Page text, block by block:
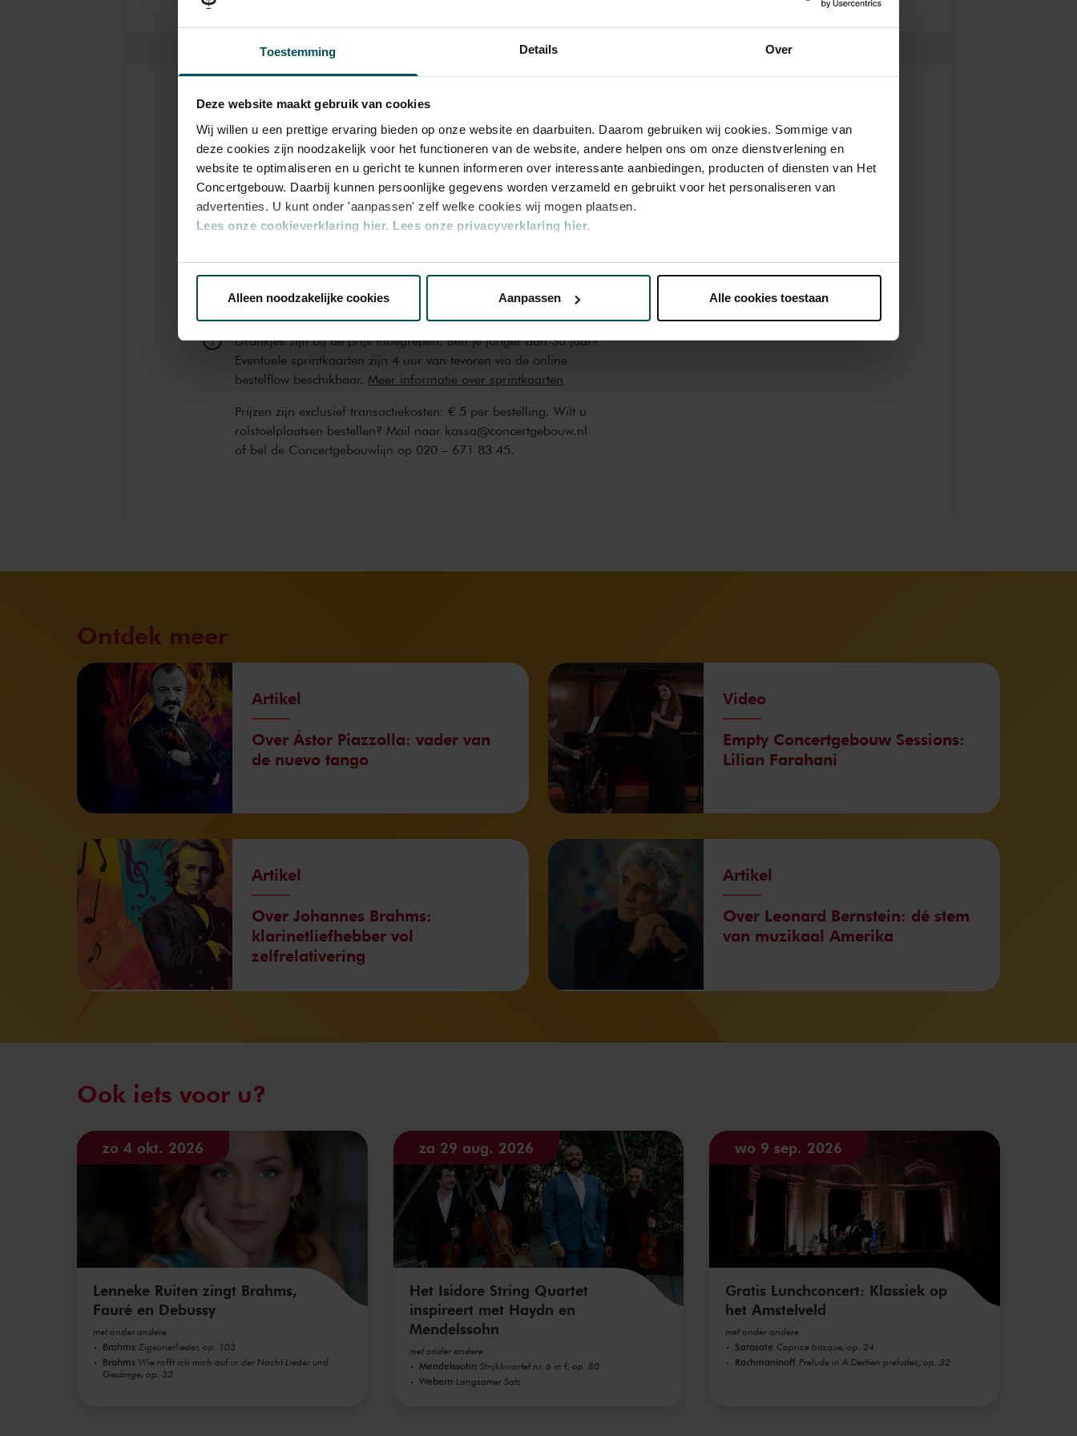
Toestemming Details Over
Deze website maakt gebruik van cookies
Wij willen u een prettige ervaring bieden op onze website en daarbuiten. Daarom gebruiken wij cookies. Sommige van
deze cookies zijn noodzakelijk voor het functioneren van de website, andere helpen ons om onze dienstverlening en
website te optimaliseren en u gericht te kunnen informeren over interessante aanbiedingen, producten of diensten van Het
Concertgebouw. Daarbij kunnen persoonlijke gegevens worden verzameld en gebruikt voor het personaliseren van
advertenties. U kunt onder 'aanpassen' zelf welke cookies wij mogen plaatsen.
Lees onze cookieverklaring hier. Lees onze privacyverklaring hier.
Via decookieverklaringop onze website kunt u uw toestemming op elk moment wijzigen of intrekken.
We werken samen met32 derdendie uw gegevens kunnen ontvangen en verwerken.
Alleen noodzakelijke cookies Aanpassen Alle cookies toestaan
overkoepelend thema, geen verborgen boodschap, geen poging om te
shockeren of te onderwijzen. ‘Enkel muziek die ik het liefst zing of het
allermooist vind.’
Kaarten
Rang
1+
Rang
Rang
Standaard € 55,00 € 45,00 € 35,00
Drankjes zijn bij de prijs inbegrepen. Ben je jonger dan 30 jaar?
Eventuele sprintkaarten zijn 4 uur van tevoren via de online
bestelflow beschikbaar. Meer informatie over sprintkaarten
Prijzen zijn exclusief transactiekosten: € 5 per bestelling. Wilt u
rolstoelplaatsen bestellen? Mail naar kassa@concertgebouw.nl
of bel de Concertgebouwlijn op 020 – 671 83 45.
Ontdek meer
Artikel
Over Ástor Piazzolla: vader van
de nuevo tango
Video
Empty Concertgebouw Sessions:
Lilian Farahani
Artikel
Over Johannes Brahms:
klarinetliefhebber vol
zelfrelativering
Artikel
Over Leonard Bernstein: dé stem
van muzikaal Amerika
Ook iets voor u?
zo 4 okt. 2026
Lenneke Ruiten zingt Brahms,
Fauré en Debussy
met onder andere
Brahms Zigeunerlieder, op. 103
Brahms Wie rafft ich mich auf in der Nacht Lieder und
Gesänge, op. 32
za 29 aug. 2026
Het Isidore String Quartet
inspireert met Haydn en
Mendelssohn
met onder andere
Mendelssohn Strijkkwartet nr. 6 in f, op. 80
Webern Langsamer Satz
wo 9 sep. 2026
Gratis Lunchconcert: Klassiek op
het Amstelveld
met onder andere
Sarasate Caprice basque, op. 24
Rachmaninoff Prelude in A Dertien preludes, op. 32